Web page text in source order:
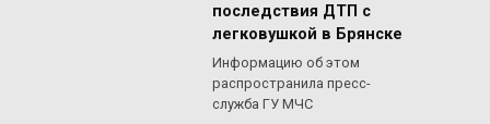
последствия ДТП с
легковушкой в Брянске
Информацию об этом
распространила пресс-
служба ГУ МЧС